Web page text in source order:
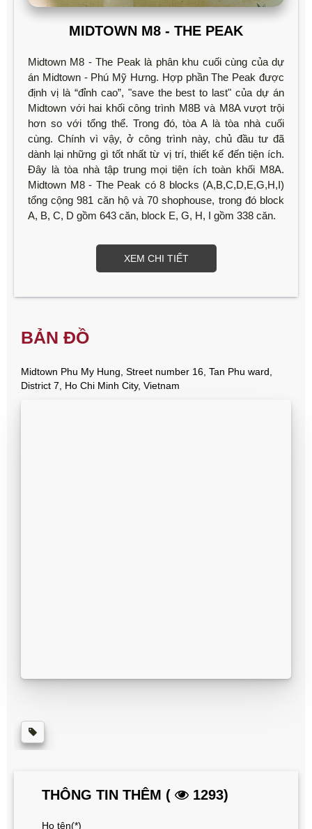
MIDTOWN M8 - THE PEAK
Midtown M8 - The Peak là phân khu cuối cùng của dự
án Midtown - Phú Mỹ Hưng. Hợp phần The Peak được
định vị là “đỉnh cao”, "save the best to last" của dự án
Midtown với hai khối công trình M8B và M8A vượt trội
hơn so với tổng thể. Trong đó, tòa A là tòa nhà cuối
cùng. Chính vì vậy, ở công trình này, chủ đầu tư đã
dành lại những gì tốt nhất từ vị trí, thiết kế đến tiện ích.
Đây là tòa nhà tập trung mọi tiện ích toàn khối M8A.
Midtown M8 - The Peak có 8 blocks (A,B,C,D,E,G,H,I)
tổng cộng 981 căn hộ và 70 shophouse, trong đó block
A, B, C, D gồm 643 căn, block E, G, H, I gồm 338 căn.
XEM CHI TIẾT
BẢN ĐỒ
Midtown Phu My Hung, Street number 16, Tan Phu ward,
District 7, Ho Chi Minh City, Vietnam
THÔNG TIN THÊM ( 1293)
Họ tên(*)